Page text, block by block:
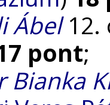
Ábel12.
pont;
Bianka